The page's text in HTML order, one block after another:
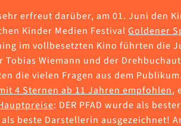
erfreut darüber, am 01. Juni den
Kinder Medien Festival Goldener
im vollbesetzten Kino führten die
Tobias Wiemann und der
die vielen Fragen aus dem Publikum.
4 Sternen ab 11 Jahren empfohlen,
: DER PFAD wurde als
beste Darstellerin ausgezeichnet!